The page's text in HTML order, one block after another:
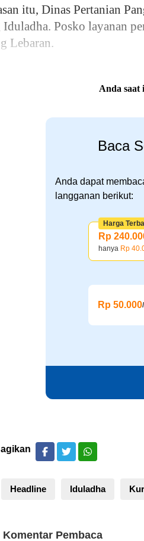
itu, Dinas Pertanian
Posko layanan
Lebaran.
Anda saat
Baca
Anda dapat
langganan berikut:
Rp
hanya Rp
Harga
Rp 50.000
Headline Iduladha
Komentar Pembaca